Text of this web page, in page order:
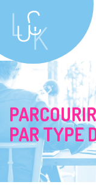
PAR TYPE